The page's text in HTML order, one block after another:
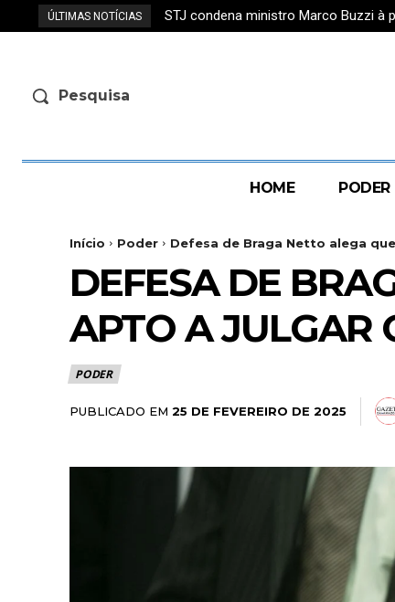
ÚLTIMAS NOTÍCIAS STJ condena ministro Marco Buzzi à
Pesquisa
HOME PODER
Início Poder Defesa de Braga Netto alega
DEFESA DE
APTO A JULGAR
PODER
PUBLICADO EM 25 DE FEVEREIRO DE 2025